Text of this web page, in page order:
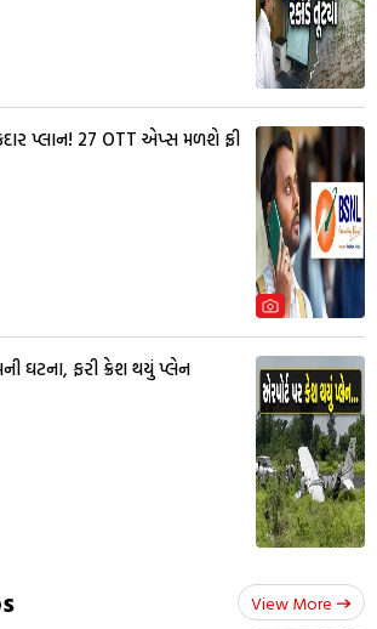
પ્લાન! 27 OTT એપ્સ મળશે ફ્રી
ઘટના, ફરી ક્રેશ થયું પ્લેન
View More